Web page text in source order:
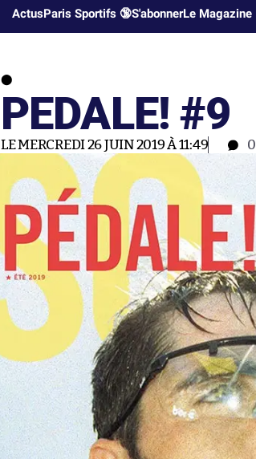
ActusParis Sportifs 🔞S'abonnerLe Magazine
PEDALE! #9
LE MERCREDI 26 JUIN 2019 À 11:49 0